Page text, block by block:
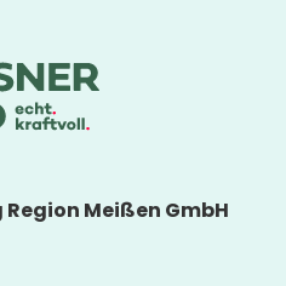
Meißen GmbH